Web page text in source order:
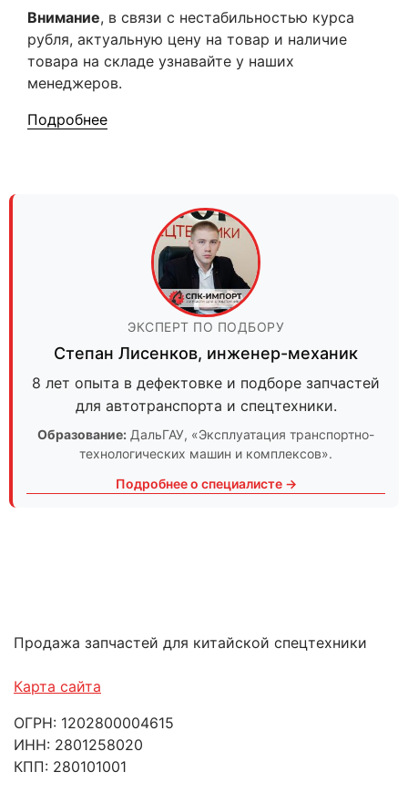
Внимание, в связи с нестабильностью курса
рубля, актуальную цену на товар и наличие
товара на складе узнавайте у наших
менеджеров.
Подробнее
ЭКСПЕРТ ПО ПОДБОРУ
Степан Лисенков, инженер-механик
8 лет опыта в дефектовке и подборе запчастей
для автотранспорта и спецтехники.
Образование: ДальГАУ, «Эксплуатация транспортно-
технологических машин и комплексов».
Подробнее о специалисте →
Продажа запчастей для китайской спецтехники
Карта сайта
ОГРН: 1202800004615
ИНН: 2801258020
КПП: 280101001